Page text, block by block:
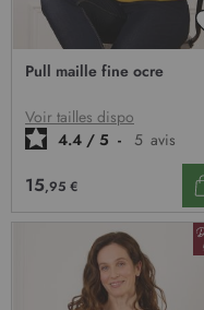
Pull maille fine ocre
Voir tailles dispo
4.4 / 5 - 5 avis
15,95 €